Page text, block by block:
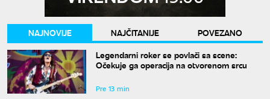
NAJNOVIJE NAJČITANIJE
POVEZANO
Legendarni roker se povlači sa scene:
Očekuje ga operacija na otvorenom srcu
Pre 13 min